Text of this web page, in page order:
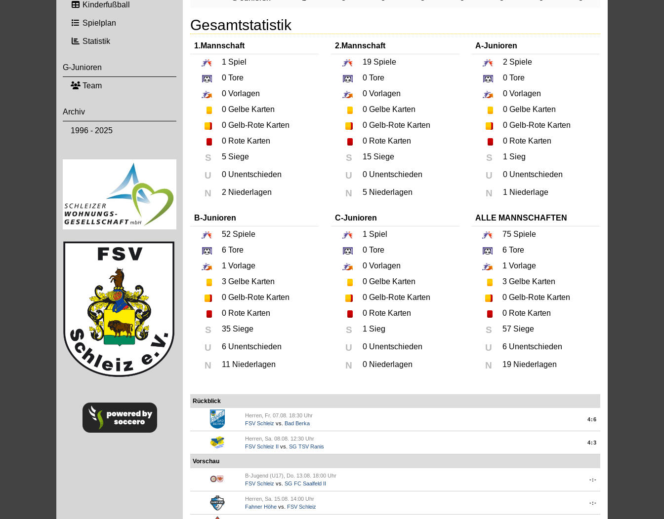
Kinderfußball
Spielplan
Statistik
G-Junioren
Team
Archiv
1996 - 2025
Gesamtstatistik
1.Mannschaft
1 Spiel
0 Tore
0 Vorlagen
0 Gelbe Karten
0 Gelb-Rote Karten
0 Rote Karten
S 5 Siege
U 0 Unentschieden
N 2 Niederlagen
2.Mannschaft
19Spiele
0Tore
0Vorlagen
0Gelbe Karten
0Gelb-Rote Karten
0Rote Karten
S 15 Siege
U 0 Unentschieden
N 5 Niederlagen
A-Junioren
2 Spiele
0 Tore
0 Vorlagen
0 Gelbe Karten
0 Gelb-Rote Karten
0 Rote Karten
S 1 Sieg
U 0 Unentschieden
N 1 Niederlage
B-Junioren
52 Spiele
6 Tore
1 Vorlage
3 Gelbe Karten
0 Gelb-Rote Karten
0 Rote Karten
S 35 Siege
U 6 Unentschieden
N 11 Niederlagen
C-Junioren
1Spiel
0Tore
0Vorlagen
0Gelbe Karten
0Gelb-Rote Karten
0Rote Karten
S 1 Sieg
U 0 Unentschieden
N 0 Niederlagen
ALLE MANNSCHAFTEN
75 Spiele
6 Tore
1 Vorlage
3 Gelbe Karten
0 Gelb-Rote Karten
0 Rote Karten
S 57 Siege
U 6 Unentschieden
N 19 Niederlagen
Rückblick
Herren, Fr. 07.08. 18:30 Uhr
FSV Schleiz vs. Bad Berka
4:6
Herren, Sa. 08.08. 12:30 Uhr
FSV Schleiz II
vs. SG TSV Ranis
4:3
Vorschau
B-Jugend (U17), Do. 13.08. 18:00 Uhr
FSV Schleiz vs. SG FC Saalfeld II
-:-
Herren, Sa. 15.08. 14:00 Uhr
Fahner Höhe vs. FSV Schleiz
-:-